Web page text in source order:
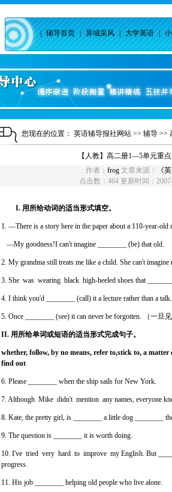
| 辅导首页 | 异域采风 | 大学英语 |
您现在的位置： 英语辅导报社网站 >> 辅导 >>
【人教】高二册1—5单元重
作者： frog文章来源：
《
点击数： 464 更新时间：
I. 用所给动词的适当形式填空。
1. —There is a story here in the paper about a 110-year-old
—My goodness!I can't imagine ________ (be) that old.
2. My grandma still treats me like a child. She can't
3. She was wearing black high-heeled shoes that
4. I think you'd ________ (call) it a lecture rather than a talk.
5. Once ________ (see) it can never be forgotten. （一旦
II. 用所给单词或短语的适当形式完成句子。
whether, follow, by no means, refer to,stick to, a matter
find out
6. Please ________ when the ship sails for New York.
7. Although Mike didn't mention any names, everyone
8. Kate, the pretty girl, is ________ a little dog ________
9. The question is ________ it is worth doing.
10. I've tried very hard to improve my English. But
progress.
11. His job ________ helping old people who live alone.